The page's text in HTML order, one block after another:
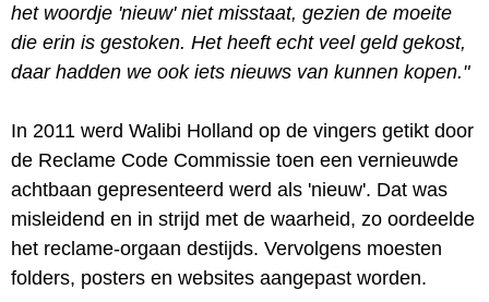
het woordje 'nieuw' niet misstaat, gezien de moeite
die erin is gestoken. Het heeft echt veel geld gekost,
daar hadden we ook iets nieuws van kunnen kopen."
In 2011 werd Walibi Holland op de vingers getikt door
de Reclame Code Commissie toen een vernieuwde
achtbaan gepresenteerd werd als 'nieuw'. Dat was
misleidend en in strijd met de waarheid, zo oordeelde
het reclame-orgaan destijds. Vervolgens moesten
folders, posters en websites aangepast worden.